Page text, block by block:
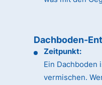
Dachboden-
Zeitpunkt:
Ein Dachboden
vermischen.